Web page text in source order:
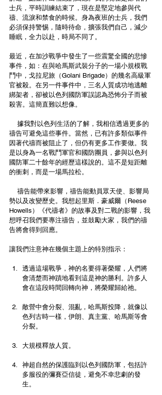
士兵，平時訓練結束了，現在是堅定地參與代
禱、流淚和禁食的時候。身為夜班的士兵，我們
必須保持警惕，隨時待命，擴張我們自己，減少
睡眠，全力以赴，時局不同了。
最近，在加沙戰爭中發生了一些震驚全國的悲慘
事件，如：在與哈馬斯武裝分子的一場小規模戰
鬥中，戈拉尼旅（Golani Brigade）的幾名高級軍
官被殺。在另一件事件中，三名人質成功地逃離
綁架者，卻被以色列國防軍誤認為恐怖分子而被
殺害。這簡直難以想像。
據我對以色列生活的了解，我相信透過更多的
禱告可避免這些事件。當然，已有許多類似事件
因著代禱而被阻止了，但仍有更多工作要做。我
是以身為一名戰鬥軍官和國防團員，參與以色列
國防軍二十餘年的經歷這樣說的。這不是短距離
的衝刺，而是一場馬拉松。
禱告能帶來影響，禱告能動員眾天使、影響局
勢以及改變歷史。我想起里斯．豪威爾（Reese
Howells）《代禱者》的故事及對二戰的影響，我
想呼召我們要專注禱告，並鼓勵大家，我們的禱
告將會得到回應。
讓我們注意神在幾個主題上的特別指示：
透過這場戰爭，神的名要得著榮耀，人們將
會清楚而神蹟地看到這是神的勝利。許多人
會在這段時間回轉向神，將榮耀歸給祂。
敵營中會分裂、混亂，哈馬斯投降，就像以
色列古時一樣，伊朗、真主黨、哈馬斯等會
分裂。
大規模釋放人質。
神超自然的保護臨到以色列國防軍，包括許
多服役的彌賽亞信徒，避免不幸悲劇的發
生。